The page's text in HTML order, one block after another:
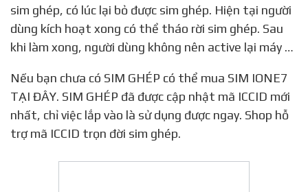
sim ghép, có lúc lại bỏ được sim ghép. Hiện tại người
dùng kích hoạt xong có thể tháo rời sim ghép. Sau
khi làm xong, người dùng không nên active lại máy …
Nếu bạn chưa có SIM GHÉP có thể mua SIM IONE7
TẠI ĐÂY. SIM GHÉP đã được cập nhật mã ICCID mới
nhất, chỉ việc lắp vào là sử dụng được ngay. Shop hỗ
trợ mã ICCID trọn đời sim ghép.